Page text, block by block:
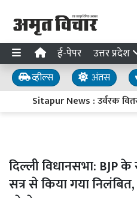
ई-पेपर उत्तर प्रदेश
व्हील्स अंतस
Sitapur News : उर्वरक
दिल्ली विधानसभा: BJP
सत्र से किया गया